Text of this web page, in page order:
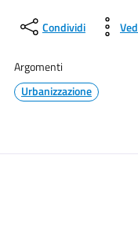
Condividi
Argomenti
Urbanizzazione